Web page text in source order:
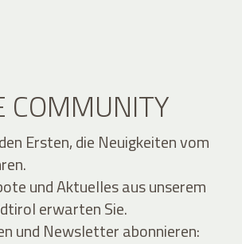
COMMUNITY
Ersten, die Neuigkeiten vom
und Aktuelles aus unserem
erwarten Sie.
und Newsletter abonnieren: